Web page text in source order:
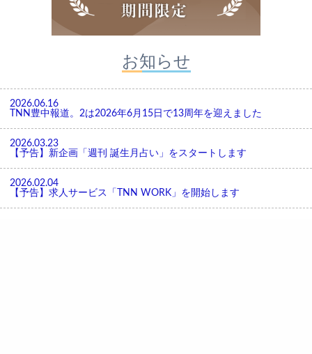
お知らせ
2026.06.16
TNN豊中報道。2は2026年6月15日で13周年を迎えました
2026.03.23
【予告】新企画「週刊 誕生月占い」をスタートします
2026.02.04
【予告】求人サービス「TNN WORK」を開始します